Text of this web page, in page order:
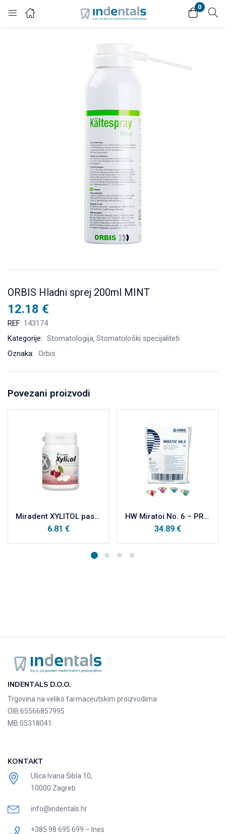
0
Login
ORBIS Hladni sprej 200ml MINT
12.18 €
REF: 143174
Kategorije: Stomatologija Stomatološki specijaliteti
Oznaka: Orbis
Povezani proizvodi
Miradent XYLITOL pastile 60 g , box TREŠNJA
6.81 €
HW Miratoi No. 6 – PRSTENČIĆI 100 kom
34.89 €
INDENTALS D.O.O.
Trgovina na veliko farmaceutskim proizvodima
OIB:65566857995
MB:05318041
KONTAKT
Ulica Ivana Šibla 10,
10000 Zagreb
info@indentals.hr
+385 98 695 699 – Ines